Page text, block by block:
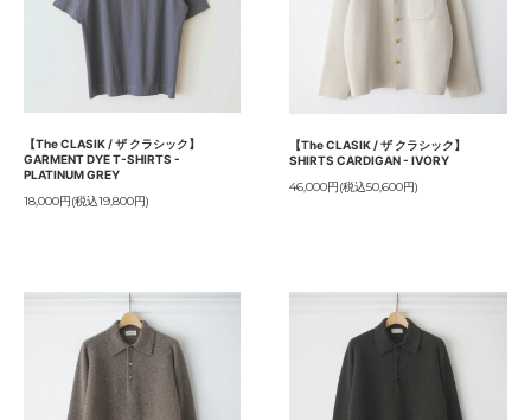
【The CLASIK / ザ クラシック】
GARMENT DYE T-SHIRTS -
PLATINUM GREY
18,000円(税込19,800円)
【The CLASIK / ザ クラシック】
SHIRTS CARDIGAN - IVORY
46,000円(税込50,600円)